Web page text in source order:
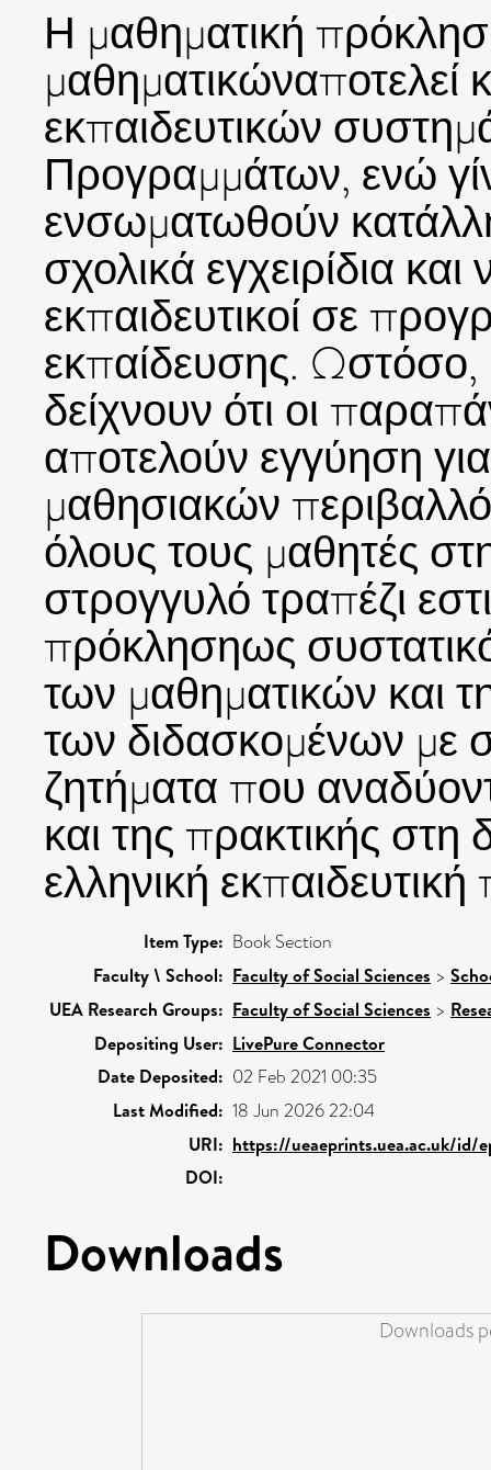
Η μαθηματική
μαθηματικώναποτελεί
εκπαιδευτικών
Προγραμμάτων, ενώ
ενσωματωθούν
σχολικά εγχειρίδια
εκπαιδευτικοί σε
εκπαίδευσης. Ωστόσο,
δείχνουν ότι οι
αποτελούν εγγύηση
μαθησιακών
όλους τους μαθητές
στρογγυλό τραπέζι
πρόκλησηως
των μαθηματικών και
των διδασκομένων με
ζητήματα που
και της πρακτικής στη
ελληνική
Item Type: Book Section
Faculty \ School: Faculty of Social Sciences >
UEA Research Groups: Faculty of Social Sciences >
Depositing User: LivePure Connector
Date Deposited: 02 Feb 2021 00:35
Last Modified: 18 Jun 2026 22:04
URI: https://ueaeprints.uea.ac.uk/id/
DOI:
Downloads
Downloads